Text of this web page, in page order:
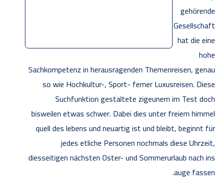
gehörende
Gesellschaft
hat die eine
hohe
Sachkompetenz in herausragenden Themenreisen, genau
so wie Hochkultur-, Sport- ferner Luxusreisen. Diese
Suchfunktion gestaltete zigeunern im Test doch
bisweilen etwas schwer. Dabei dies unter freiem himmel
quell des lebens und neuartig ist und bleibt, beginnt für
jedes etliche Personen nochmals diese Uhrzeit,
diesseitigen nächsten Oster- und Sommerurlaub nach ins
auge fassen.